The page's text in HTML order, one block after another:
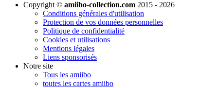
Copyright © amiibo-collection.com 2015 - 2026
Conditions générales d'utilisation
Protection de vos données personnelles
Politique de confidentialité
Cookies et utilisations
Mentions légales
Liens sponsorisés
Notre site
Tous les amiibo
toutes les cartes amiibo